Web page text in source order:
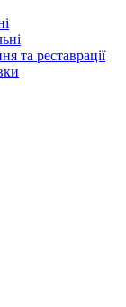
та реставрації